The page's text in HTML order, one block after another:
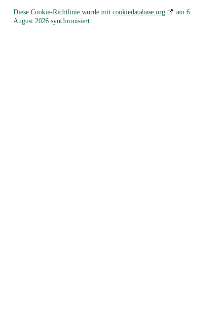
Diese Cookie-Richtlinie wurde mit cookiedatabase.org
am 6.
August 2026 synchronisiert.